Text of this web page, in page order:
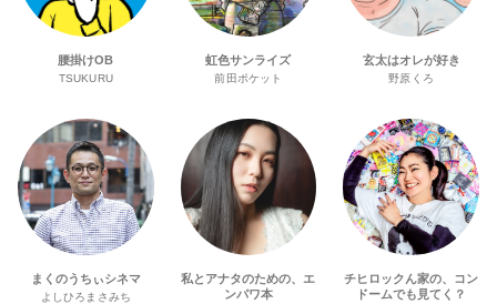
腰掛けOB
TSUKURU
虹色サンライズ
前田ポケット
玄太はオレが好き
野原くろ
まくのうちぃシネマ
よしひろまさみち
私とアナタのための、エ
ンパワ本
チヒロックん家の、コン
ドームでも見てく？